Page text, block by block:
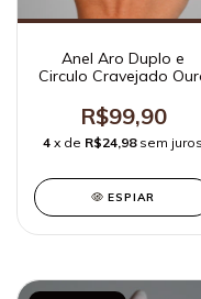
Anel Aro Duplo e
Circulo Cravejado
R$99,90
4 x de R$24,98 sem juros
ESPIAR